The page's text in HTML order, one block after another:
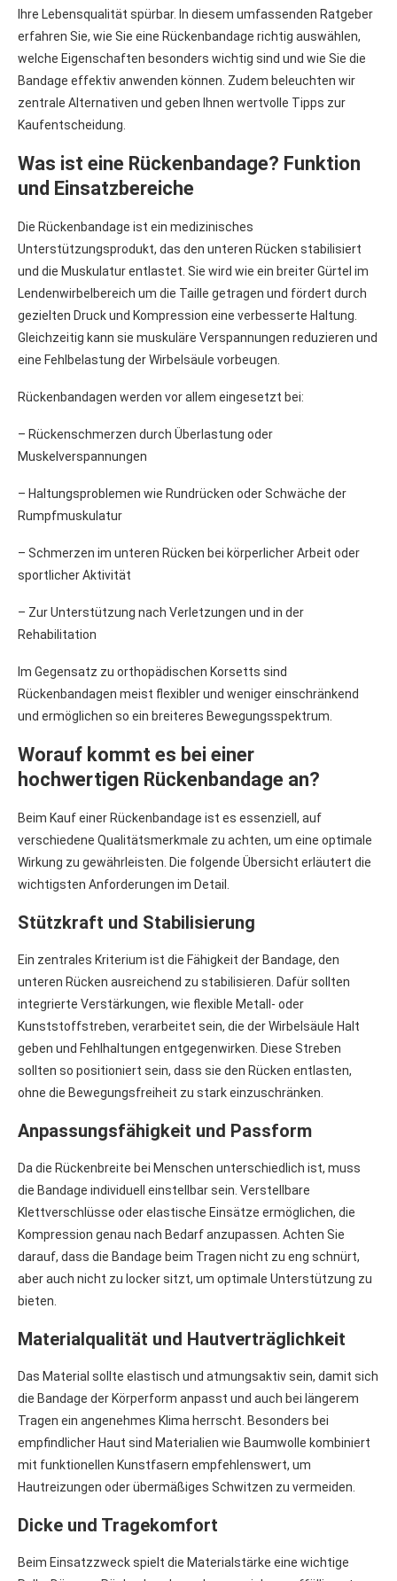
Ihre Lebensqualität spürbar. In diesem umfassenden Ratgeber
erfahren Sie, wie Sie eine Rückenbandage richtig auswählen,
welche Eigenschaften besonders wichtig sind und wie Sie die
Bandage effektiv anwenden können. Zudem beleuchten wir
zentrale Alternativen und geben Ihnen wertvolle Tipps zur
Kaufentscheidung.
Was ist eine Rückenbandage? Funktion
und Einsatzbereiche
Die Rückenbandage ist ein medizinisches
Unterstützungsprodukt, das den unteren Rücken stabilisiert
und die Muskulatur entlastet. Sie wird wie ein breiter Gürtel im
Lendenwirbelbereich um die Taille getragen und fördert durch
gezielten Druck und Kompression eine verbesserte Haltung.
Gleichzeitig kann sie muskuläre Verspannungen reduzieren und
eine Fehlbelastung der Wirbelsäule vorbeugen.
Rückenbandagen werden vor allem eingesetzt bei:
– Rückenschmerzen durch Überlastung oder
Muskelverspannungen
– Haltungsproblemen wie Rundrücken oder Schwäche der
Rumpfmuskulatur
– Schmerzen im unteren Rücken bei körperlicher Arbeit oder
sportlicher Aktivität
– Zur Unterstützung nach Verletzungen und in der
Rehabilitation
Im Gegensatz zu orthopädischen Korsetts sind
Rückenbandagen meist flexibler und weniger einschränkend
und ermöglichen so ein breiteres Bewegungsspektrum.
Worauf kommt es bei einer
hochwertigen Rückenbandage an?
Beim Kauf einer Rückenbandage ist es essenziell, auf
verschiedene Qualitätsmerkmale zu achten, um eine optimale
Wirkung zu gewährleisten. Die folgende Übersicht erläutert die
wichtigsten Anforderungen im Detail.
Stützkraft und Stabilisierung
Ein zentrales Kriterium ist die Fähigkeit der Bandage, den
unteren Rücken ausreichend zu stabilisieren. Dafür sollten
integrierte Verstärkungen, wie flexible Metall- oder
Kunststoffstreben, verarbeitet sein, die der Wirbelsäule Halt
geben und Fehlhaltungen entgegenwirken. Diese Streben
sollten so positioniert sein, dass sie den Rücken entlasten,
ohne die Bewegungsfreiheit zu stark einzuschränken.
Anpassungsfähigkeit und Passform
Da die Rückenbreite bei Menschen unterschiedlich ist, muss
die Bandage individuell einstellbar sein. Verstellbare
Klettverschlüsse oder elastische Einsätze ermöglichen, die
Kompression genau nach Bedarf anzupassen. Achten Sie
darauf, dass die Bandage beim Tragen nicht zu eng schnürt,
aber auch nicht zu locker sitzt, um optimale Unterstützung zu
bieten.
Materialqualität und Hautverträglichkeit
Das Material sollte elastisch und atmungsaktiv sein, damit sich
die Bandage der Körperform anpasst und auch bei längerem
Tragen ein angenehmes Klima herrscht. Besonders bei
empfindlicher Haut sind Materialien wie Baumwolle kombiniert
mit funktionellen Kunstfasern empfehlenswert, um
Hautreizungen oder übermäßiges Schwitzen zu vermeiden.
Dicke und Tragekomfort
Beim Einsatzzweck spielt die Materialstärke eine wichtige